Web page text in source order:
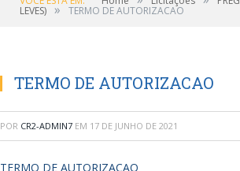
LEVES) » TERMO DE AUTORIZACAO
TERMO DE AUTORIZACAO
POR CR2-ADMIN7 EM 17 DE JUNHO DE 2021
TERMO DE AUTORIZACAO